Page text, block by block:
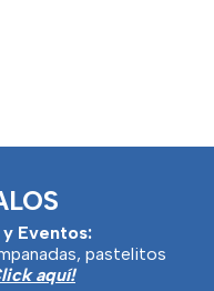
Eventos:
pastelitos
aquí!